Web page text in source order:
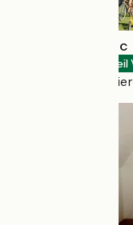
Camping du Parc
Château-